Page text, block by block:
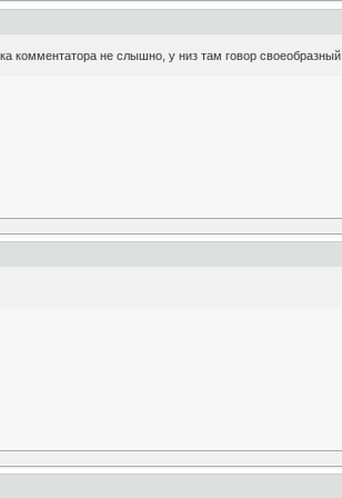
комментатора не слышно, у низ там говор своеобразный.